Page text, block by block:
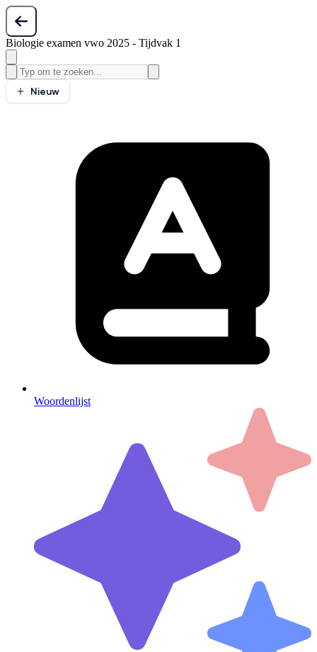
Biologie examen vwo 2025 - Tijdvak 1
Nieuw
Woordenlijst